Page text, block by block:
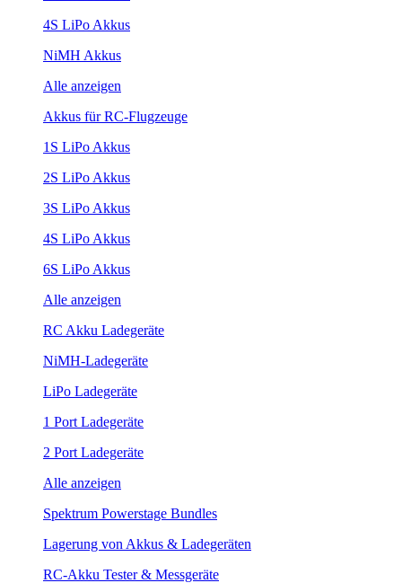
4S LiPo Akkus
NiMH Akkus
Alle anzeigen
Akkus für RC-Flugzeuge
1S LiPo Akkus
2S LiPo Akkus
3S LiPo Akkus
4S LiPo Akkus
6S LiPo Akkus
Alle anzeigen
RC Akku Ladegeräte
NiMH-Ladegeräte
LiPo Ladegeräte
1 Port Ladegeräte
2 Port Ladegeräte
Alle anzeigen
Spektrum Powerstage Bundles
Lagerung von Akkus & Ladegeräten
RC-Akku Tester & Messgeräte